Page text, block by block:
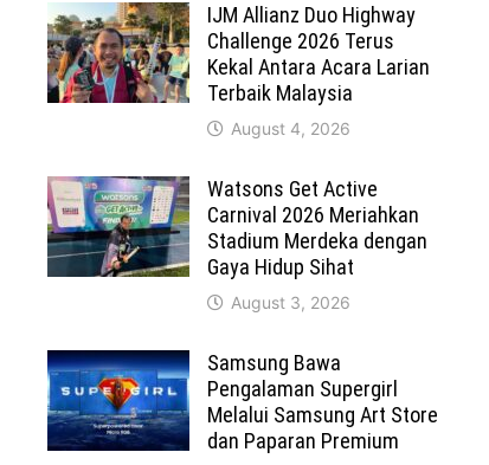
IJM Allianz Duo Highway
Challenge 2026 Terus
Kekal Antara Acara Larian
Terbaik Malaysia
August 4, 2026
Watsons Get Active
Carnival 2026 Meriahkan
Stadium Merdeka dengan
Gaya Hidup Sihat
August 3, 2026
Samsung Bawa
Pengalaman Supergirl
Melalui Samsung Art Store
dan Paparan Premium